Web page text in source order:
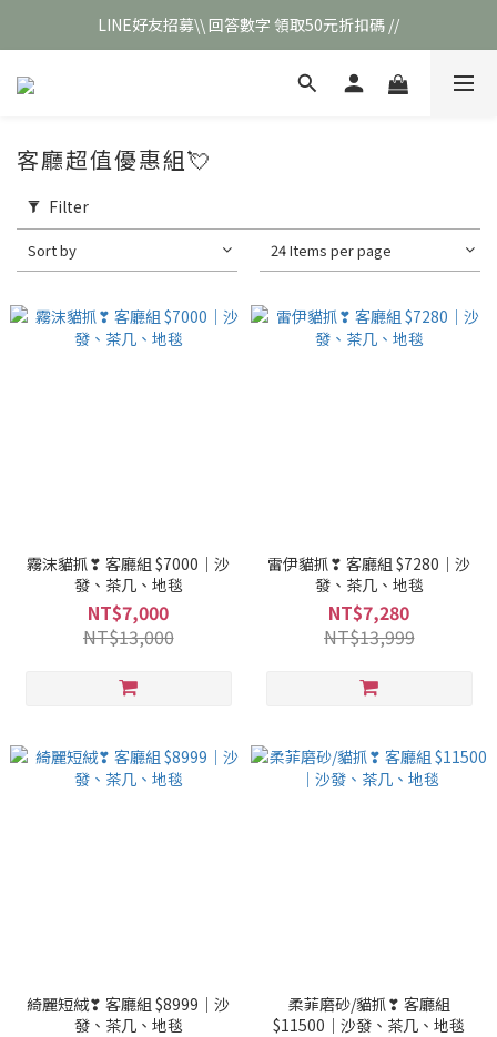
\\新會員註冊// 贈100元購物金❣️
LINE好友招募\\ 回答數字 領取50元折扣碼 //
\\新會員註冊// 贈100元購物金❣️
客廳超值優惠組💘
Filter
Sort by 24 Items per page
霧沫貓抓❣ 客廳組 $7000｜沙
發、茶几、地毯
NT$7,000
NT$13,000
雷伊貓抓❣ 客廳組 $7280｜沙
發、茶几、地毯
NT$7,280
NT$13,999
綺麗短絨❣ 客廳組 $8999｜沙
發、茶几、地毯
柔菲磨砂/貓抓❣ 客廳組
$11500｜沙發、茶几、地毯